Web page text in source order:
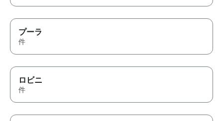
プーラ
件
ロビニ
件